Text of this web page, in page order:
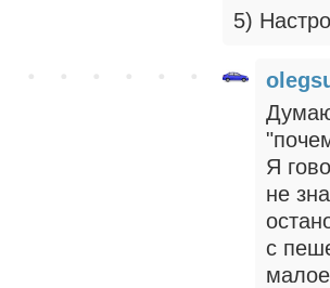
5)
Я
не
с